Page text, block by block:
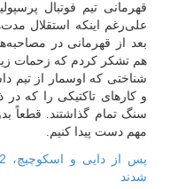
قهرمانی تیم فوتبال
علی‌رغم اینکه استقلال
بعد از قهرمانی در
هم تشکر کردم که زحمات
شناختی که اوسمار از تیم
و کارهای تاکتیکی را که
سنگ تمام گذاشتند. قطعاً
مهم دست پیدا کنیم.
شدند